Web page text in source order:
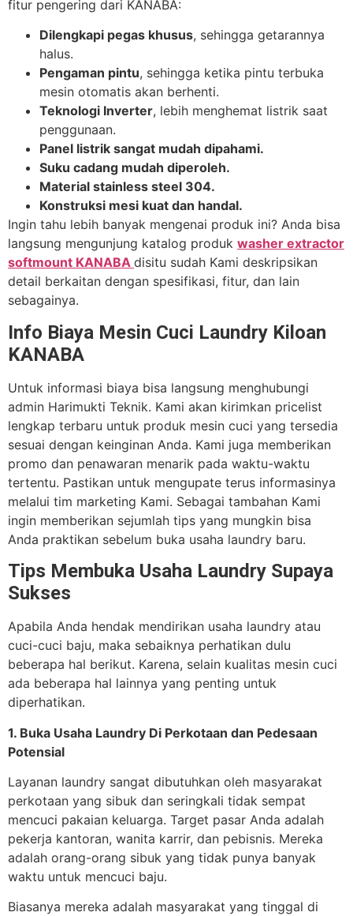
fitur pengering dari KANABA:
Dilengkapi pegas khusus, sehingga getarannya
halus.
Pengaman pintu, sehingga ketika pintu terbuka
mesin otomatis akan berhenti.
Teknologi Inverter, lebih menghemat listrik saat
penggunaan.
Panel listrik sangat mudah dipahami.
Suku cadang mudah diperoleh.
Material stainless steel 304.
Konstruksi mesi kuat dan handal.
Ingin tahu lebih banyak mengenai produk ini? Anda bisa
langsung mengunjung katalog produk washer extractor
softmount KANABA disitu sudah Kami deskripsikan
detail berkaitan dengan spesifikasi, fitur, dan lain
sebagainya.
Info Biaya Mesin Cuci Laundry Kiloan
KANABA
Untuk informasi biaya bisa langsung menghubungi
admin Harimukti Teknik. Kami akan kirimkan pricelist
lengkap terbaru untuk produk mesin cuci yang tersedia
sesuai dengan keinginan Anda. Kami juga memberikan
promo dan penawaran menarik pada waktu-waktu
tertentu. Pastikan untuk mengupate terus informasinya
melalui tim marketing Kami. Sebagai tambahan Kami
ingin memberikan sejumlah tips yang mungkin bisa
Anda praktikan sebelum buka usaha laundry baru.
Tips Membuka Usaha Laundry Supaya
Sukses
Apabila Anda hendak mendirikan usaha laundry atau
cuci-cuci baju, maka sebaiknya perhatikan dulu
beberapa hal berikut. Karena, selain kualitas mesin cuci
ada beberapa hal lainnya yang penting untuk
diperhatikan.
1. Buka Usaha Laundry Di Perkotaan dan Pedesaan
Potensial
Layanan laundry sangat dibutuhkan oleh masyarakat
perkotaan yang sibuk dan seringkali tidak sempat
mencuci pakaian keluarga. Target pasar Anda adalah
pekerja kantoran, wanita karrir, dan pebisnis. Mereka
adalah orang-orang sibuk yang tidak punya banyak
waktu untuk mencuci baju.
Biasanya mereka adalah masyarakat yang tinggal di